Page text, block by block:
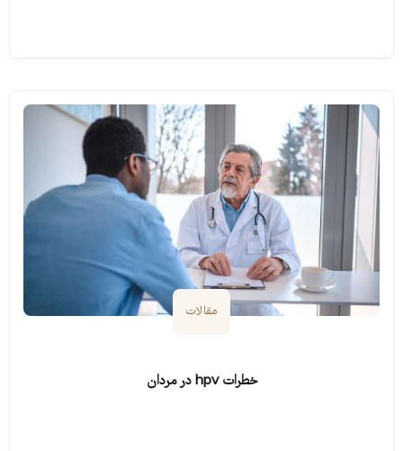
مقالات
خطرات hpv در مردان